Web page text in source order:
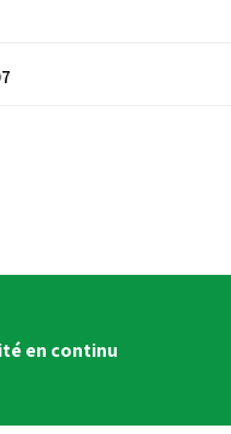
en continu